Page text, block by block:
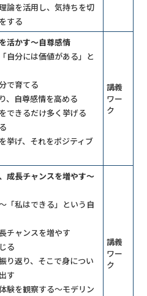
論を活用し、気持ちを切
する
活かす～自尊感情
自分には価値がある」と
で育てる
、自尊感情を高める
できるだけ多く挙げる
挙げ、それをポジティブ
講義
ワー
ク
成長チャンスを増やす～
「私はできる」という自
チャンスを増やす
る
り返り、そこで身につい
す
験を観察する～モデリン
講義
ワー
ク